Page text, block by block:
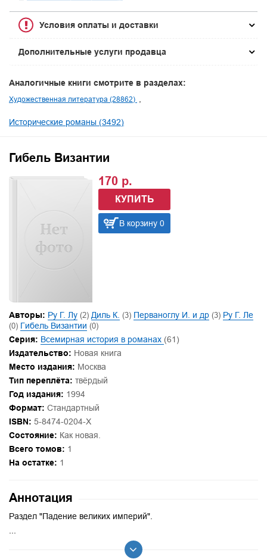
Условия оплаты и доставки
Дополнительные услуги продавца
Аналогичные книги смотрите в разделах:
Художественная литература (28862)
Исторические романы (3492)
Гибель Византии
170 р.
КУПИТЬ
В корзину 0
Авторы: Ру Г. Лу (2) Диль К. (3) Перваноглу И. и др (3) Ру Г. Ле
(0) Гибель Византии (0)
Серия: Всемирная история в романах (61)
Издательство: Новая книга
Место издания: Москва
Тип переплёта: твёрдый
Год издания: 1994
Формат: Стандартный
ISBN: 5-8474-0204-X
Состояние: Как новая.
Всего томов: 1
На остатке: 1
Аннотация
Раздел "Падение великих империй".
...